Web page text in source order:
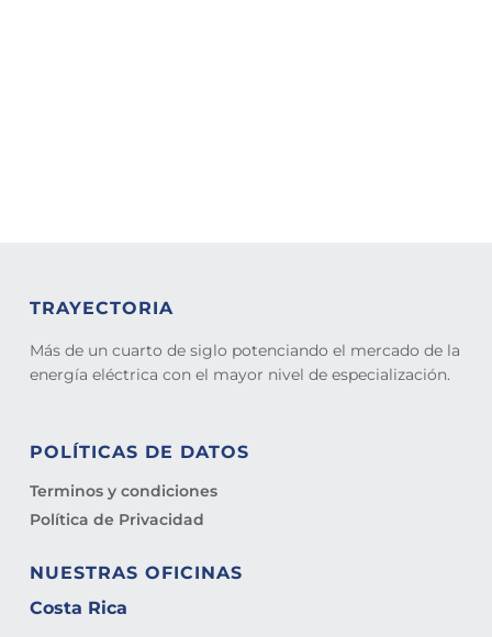
TRAYECTORIA
Más de un cuarto de siglo potenciando el mercado de la
energía eléctrica con el mayor nivel de especialización.
POLÍTICAS DE DATOS
Terminos y condiciones
Política de Privacidad
NUESTRAS OFICINAS
Costa Rica